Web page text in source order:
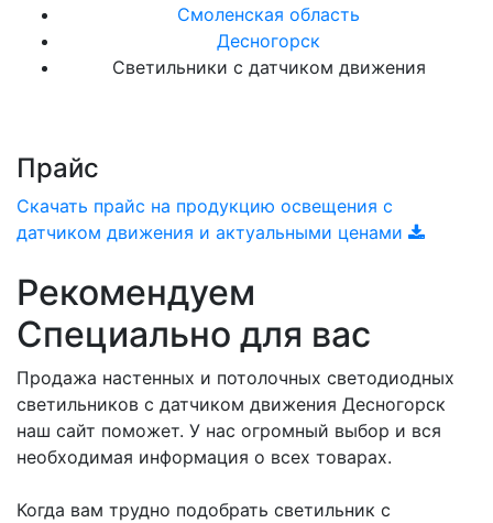
Смоленская область
Десногорск
Светильники с датчиком движения
Прайс
Скачать прайс на продукцию освещения с
датчиком движения и актуальными ценами
Рекомендуем
Специально для вас
Продажа настенных и потолочных светодиодных
светильников с датчиком движения Десногорск
наш сайт поможет. У нас огромный выбор и вся
необходимая информация о всех товарах.
Когда вам трудно подобрать светильник с